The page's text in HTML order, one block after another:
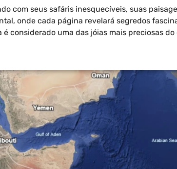
com seus safáris inesquecíveis, suas
onde cada página revelará segredos
considerado uma das jóias mais preciosas